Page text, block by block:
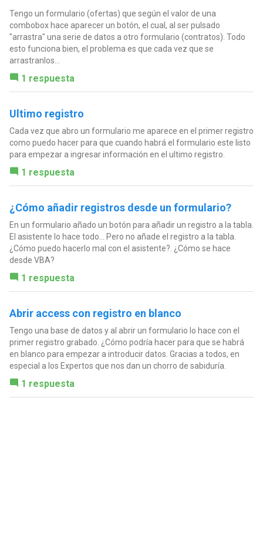
Tengo un formulario (ofertas) que según el valor de una
combobox hace aparecer un botón, el cual, al ser pulsado
"arrastra" una serie de datos a otro formulario (contratos). Todo
esto funciona bien, el problema es que cada vez que se
arrastranlos...
1 respuesta
Ultimo registro
Cada vez que abro un formulario me aparece en el primer registro
como puedo hacer para que cuando habrá el formulario este listo
para empezar a ingresar información en el ultimo registro.
1 respuesta
¿Cómo añadir registros desde un formulario?
En un formulario añado un botón para añadir un registro a la tabla.
El asistente lo hace todo... Pero no añade el registro a la tabla.
¿Cómo puedo hacerlo mal con el asistente?. ¿Cómo se hace
desde VBA?
1 respuesta
Abrir access con registro en blanco
Tengo una base de datos y al abrir un formulario lo hace con el
primer registro grabado. ¿Cómo podría hacer para que se habrá
en blanco para empezar a introducir datos. Gracias a todos, en
especial a los Expertos que nos dan un chorro de sabiduría.
1 respuesta